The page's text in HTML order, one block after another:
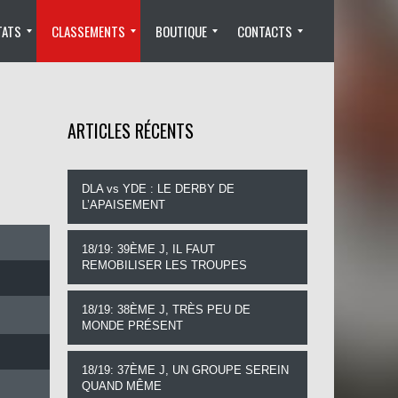
CLASSEMENTS BOUTIQUE CONTACTS
ARTICLES RÉCENTS
DLA vs YDE : LE DERBY DE
L’APAISEMENT
18/19: 39ÈME J, IL FAUT
REMOBILISER LES TROUPES
18/19: 38ÈME J, TRÈS PEU DE
MONDE PRÉSENT
18/19: 37ÈME J, UN GROUPE SEREIN
QUAND MÊME